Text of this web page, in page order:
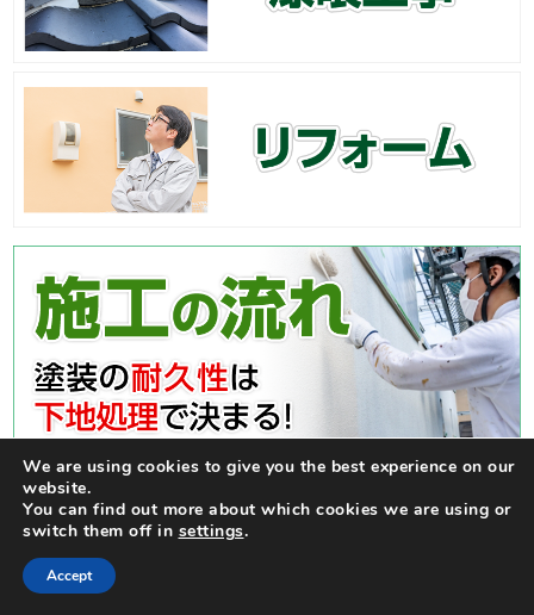
We are using cookies to give you the best experience on our
website.
You can find out more about which cookies we are using or
switch them off in settings.
Accept